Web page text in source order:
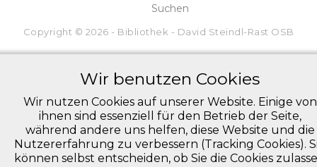
Suchen
Copyright © 2026 - Bibliothek - David Steindl-Rast OSB
Wir benutzen Cookies
Wir nutzen Cookies auf unserer Website. Einige von
ihnen sind essenziell für den Betrieb der Seite,
während andere uns helfen, diese Website und die
Nutzererfahrung zu verbessern (Tracking Cookies).
können selbst entscheiden, ob Sie die Cookies